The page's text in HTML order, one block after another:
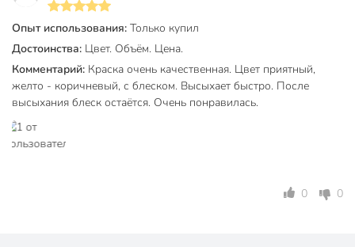
Беречь от огня! Воспламеняющийся продукт!
Емкости должны быть герметично закрыты,
храниться в прохладном, хорошо проветриваемом
месте, не доступном детям, вдали от источников огня.
Избегать попадания в глаза и на кожу.
Для защиты рук применять резиновые перчатки.
Опыт использования: Только купил
Достоинства: Цвет. Объём. Цена.
Комментарий: Краска очень качественная. Цвет приятный,
желто - коричневый, с блеском. Высыхает быстро. После
высыхания блеск остаётся. Очень понравилась.
0 0